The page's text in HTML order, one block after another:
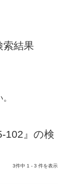
索結果
102』の検
3件中 1 - 3 件を表示